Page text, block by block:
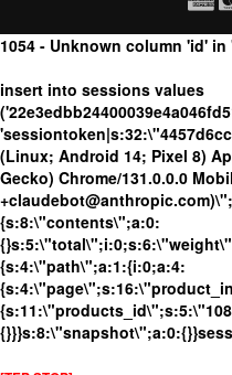
1054 - Unknown column 'id'
insert into sessions values
(Linux; Android 14; Pixel 8)
Gecko) Chrome/131.0.0.0
{s:8:\"contents\";a:0:
{s:4:\"path\";a:1:{i:0;a:4: